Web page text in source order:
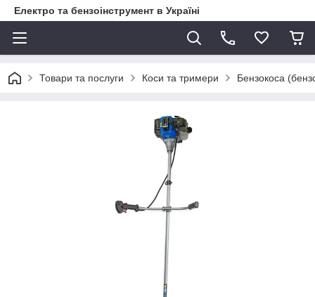
Електро та бензоінструмент в Україні
Товари та послуги Коси та тримери Бензокоса